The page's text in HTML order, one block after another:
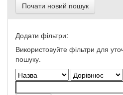
Почати новий пошук
Додати фільтри:
Використовуйте фільтри для
пошуку.